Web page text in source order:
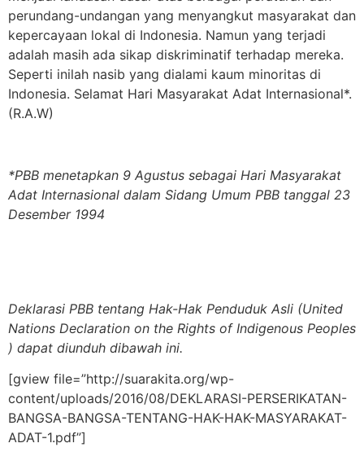
perundang-undangan yang menyangkut masyarakat dan
kepercayaan lokal di Indonesia. Namun yang terjadi
adalah masih ada sikap diskriminatif terhadap mereka.
Seperti inilah nasib yang dialami kaum minoritas di
Indonesia. Selamat Hari Masyarakat Adat Internasional*.
(R.A.W)
*PBB menetapkan 9 Agustus sebagai Hari Masyarakat
Adat Internasional dalam Sidang Umum PBB tanggal 23
Desember 1994
Deklarasi PBB tentang Hak-Hak Penduduk Asli (United
Nations Declaration on the Rights of Indigenous Peoples
) dapat diunduh dibawah ini.
[gview file=”http://suarakita.org/wp-
content/uploads/2016/08/DEKLARASI-PERSERIKATAN-
BANGSA-BANGSA-TENTANG-HAK-HAK-MASYARAKAT-
ADAT-1.pdf”]